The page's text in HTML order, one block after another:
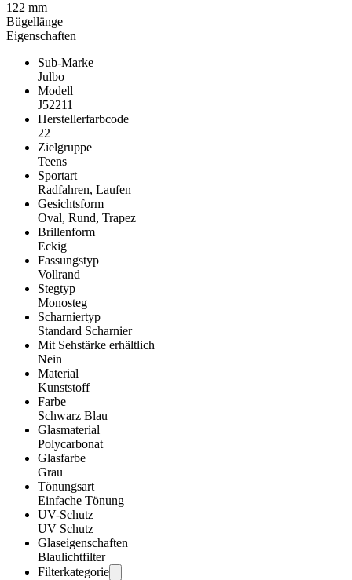
Eigenschaften
Sub-Marke
Julbo
Modell
J52211
Herstellerfarbcode
22
Zielgruppe
Teens
Sportart
Radfahren, Laufen
Gesichtsform
Oval, Rund, Trapez
Brillenform
Eckig
Fassungstyp
Vollrand
Stegtyp
Monosteg
Scharniertyp
Standard Scharnier
Mit Sehstärke erhältlich
Nein
Material
Kunststoff
Farbe
Schwarz Blau
Glasmaterial
Polycarbonat
Glasfarbe
Grau
Tönungsart
Einfache Tönung
UV-Schutz
UV Schutz
Glaseigenschaften
Blaulichtfilter
Filterkategorie
122 mm
Bügellänge